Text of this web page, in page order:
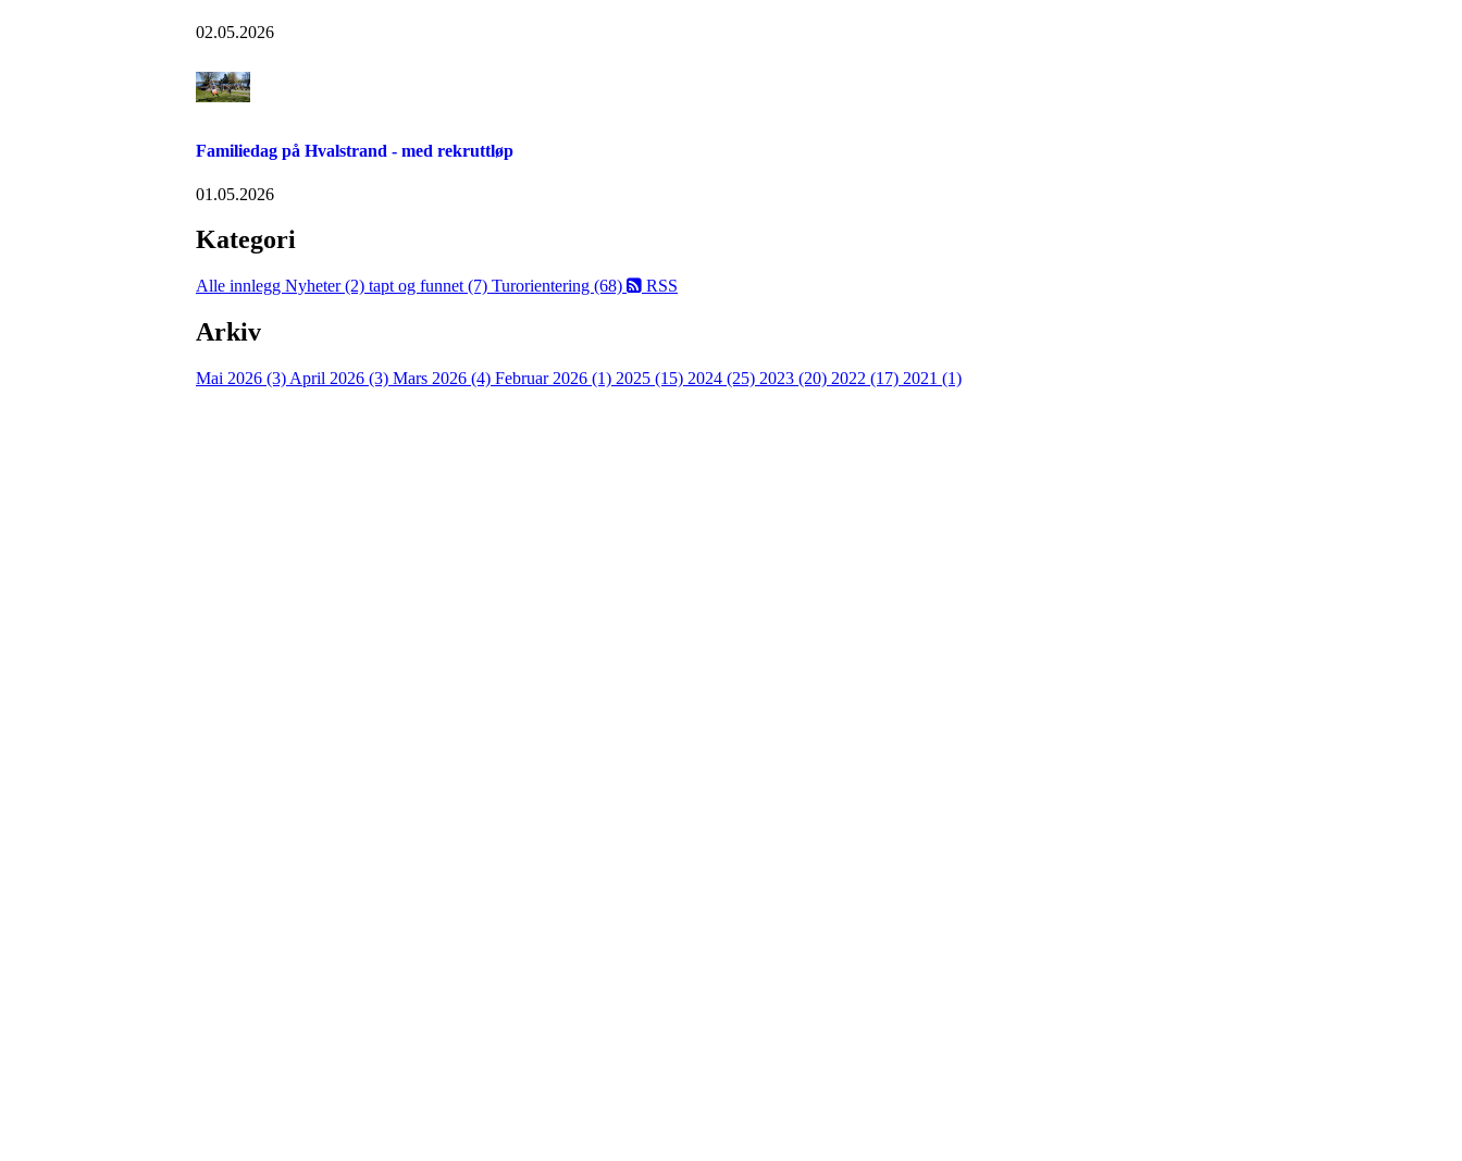
02.05.2026
Familiedag på Hvalstrand - med rekruttløp
01.05.2026
Kategori
Alle innlegg Nyheter (2) tapt og funnet (7) Turorientering (68) RSS
Arkiv
Mai 2026 (3) April 2026 (3) Mars 2026 (4) Februar 2026 (1) 2025 (15) 2024 (25) 2023 (20) 2022 (17) 2021 (1)